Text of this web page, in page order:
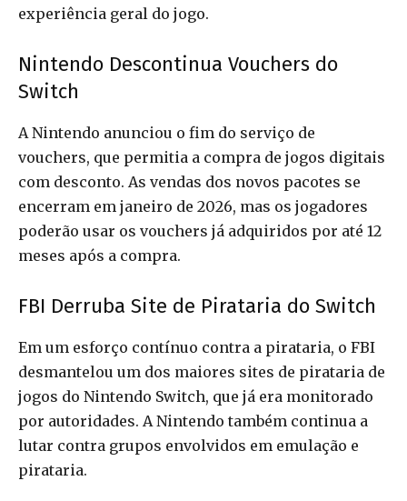
experiência geral do jogo.
Nintendo Descontinua Vouchers do
Switch
A Nintendo anunciou o fim do serviço de
vouchers, que permitia a compra de jogos digitais
com desconto. As vendas dos novos pacotes se
encerram em janeiro de 2026, mas os jogadores
poderão usar os vouchers já adquiridos por até 12
meses após a compra.
FBI Derruba Site de Pirataria do Switch
Em um esforço contínuo contra a pirataria, o FBI
desmantelou um dos maiores sites de pirataria de
jogos do Nintendo Switch, que já era monitorado
por autoridades. A Nintendo também continua a
lutar contra grupos envolvidos em emulação e
pirataria.